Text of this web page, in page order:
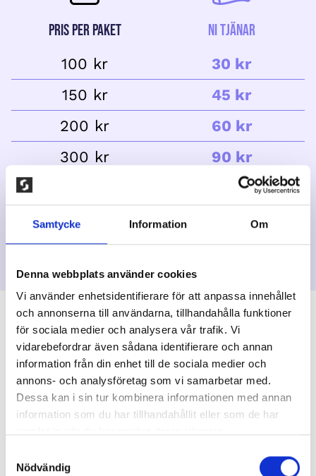
Samtycke Information Om
Denna webbplats använder cookies
Vi använder enhetsidentifierare för att anpassa innehållet
och annonserna till användarna, tillhandahålla funktioner
för sociala medier och analysera vår trafik. Vi
vidarebefordrar även sådana identifierare och annan
information från din enhet till de sociala medier och
annons- och analysföretag som vi samarbetar med.
Dessa kan i sin tur kombinera informationen med annan
information som du har tillhandahållit eller som de har
Nödvändig
Pris per paket
100 kr
150 kr
200 kr
300 kr
500 kr
Ni tjänar
30 kr
45 kr
60 kr
90 kr
105 kr
150 kr
Vi är stolta över vårasälj-hjältar
Sockgrossisten gjorde allt så smidigt –